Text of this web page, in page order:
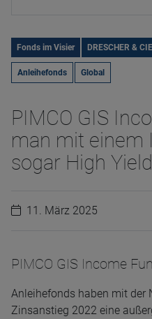
Fonds im Visier DRESCHER &
Anleihefonds Global
PIMCO GIS
man mit einem
sogar High
11. März 2025
PIMCO GIS Income
Anleihefonds haben mit der
Zinsanstieg 2022 eine